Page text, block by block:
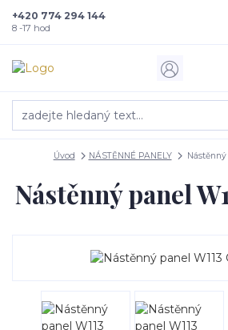
+420 774 294 144
8 -17 hod
Úvod NÁSTĚNNÉ PANELY Nástěnný
Nástěnný panel
Zajímá vás, co
designu
Kam poslat informaci o novinkách v
Přeji si odebírat novinky e-mailem dle
Souhlasím sezpracováním osobních údajů